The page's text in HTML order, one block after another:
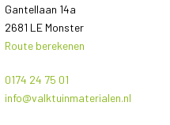
Gantellaan 14a
2681 LE Monster
Route berekenen
0174 24 75 01
info@valktuinmaterialen.nl